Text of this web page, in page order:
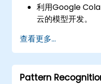
利用Google
云的模型开发。
部署计算机视觉模
使用迁移学习提
可视化并解释图
查看更多...
Pattern